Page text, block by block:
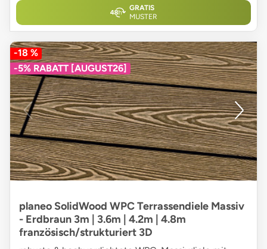
GRATIS
MUSTER
-18 %
-5% RABATT [AUGUST26]
planeo SolidWood WPC Terrassendiele Massiv
- Erdbraun 3m | 3.6m | 4.2m | 4.8m
französisch/strukturiert 3D